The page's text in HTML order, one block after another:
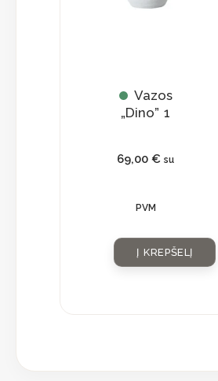
Vazos
„Dino” 1
69,00€ su
PVM
Į KREPŠELĮ